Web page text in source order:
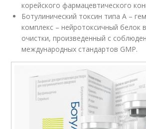
корейского фармацевтического
Ботулинический токсин типа А –
комплекс – нейротоксичный белок
очистки, произведенный с
международных стандартов GМP.